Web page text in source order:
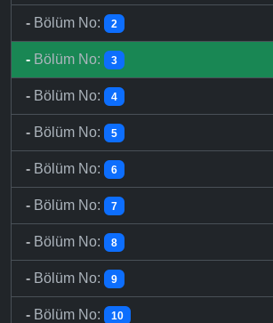
- Bölüm No: 2
- Bölüm No: 3
- Bölüm No: 4
- Bölüm No: 5
- Bölüm No: 6
- Bölüm No: 7
- Bölüm No: 8
- Bölüm No: 9
- Bölüm No: 10